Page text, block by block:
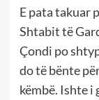
E pata takuar
Shtabit të
Çondi po
do të bënte
këmbë. Ishte